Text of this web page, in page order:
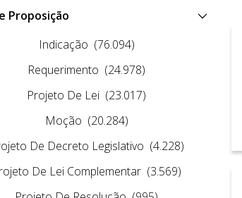
Proposição
Indicação (76.094)
Requerimento (24.978)
Projeto De Lei (23.017)
Moção (20.284)
De Decreto Legislativo (4.228)
De Lei Complementar (3.569)